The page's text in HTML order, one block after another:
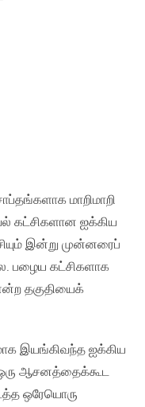
மாறிமாறி
கட்சிகளான ஐக்கிய
இன்று முன்னரைப்
பழைய கட்சிகளாக
தகுதியைக்
இயங்கிவந்த ஐக்கிய
ஒரு ஆசனத்தைக்கூட
ஒரேயொரு